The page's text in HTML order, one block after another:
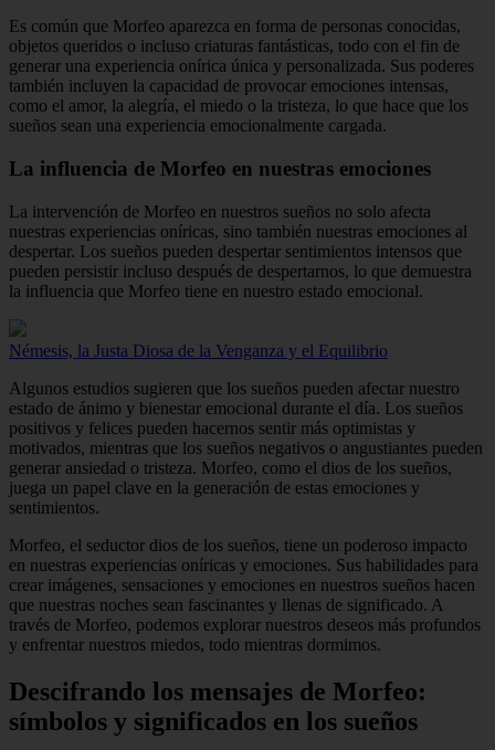
Es común que Morfeo aparezca en forma de personas conocidas,
objetos queridos o incluso criaturas fantásticas, todo con el fin de
generar una experiencia onírica única y personalizada. Sus poderes
también incluyen la capacidad de provocar emociones intensas,
como el amor, la alegría, el miedo o la tristeza, lo que hace que los
sueños sean una experiencia emocionalmente cargada.
La influencia de Morfeo en nuestras emociones
La intervención de Morfeo en nuestros sueños no solo afecta
nuestras experiencias oníricas, sino también nuestras emociones al
despertar. Los sueños pueden despertar sentimientos intensos que
pueden persistir incluso después de despertarnos, lo que demuestra
la influencia que Morfeo tiene en nuestro estado emocional.
Némesis, la Justa Diosa de la Venganza y el Equilibrio
Algunos estudios sugieren que los sueños pueden afectar nuestro
estado de ánimo y bienestar emocional durante el día. Los sueños
positivos y felices pueden hacernos sentir más optimistas y
motivados, mientras que los sueños negativos o angustiantes pueden
generar ansiedad o tristeza. Morfeo, como el dios de los sueños,
juega un papel clave en la generación de estas emociones y
sentimientos.
Morfeo, el seductor dios de los sueños, tiene un poderoso impacto
en nuestras experiencias oníricas y emociones. Sus habilidades para
crear imágenes, sensaciones y emociones en nuestros sueños hacen
que nuestras noches sean fascinantes y llenas de significado. A
través de Morfeo, podemos explorar nuestros deseos más profundos
y enfrentar nuestros miedos, todo mientras dormimos.
Descifrando los mensajes de Morfeo:
símbolos y significados en los sueños